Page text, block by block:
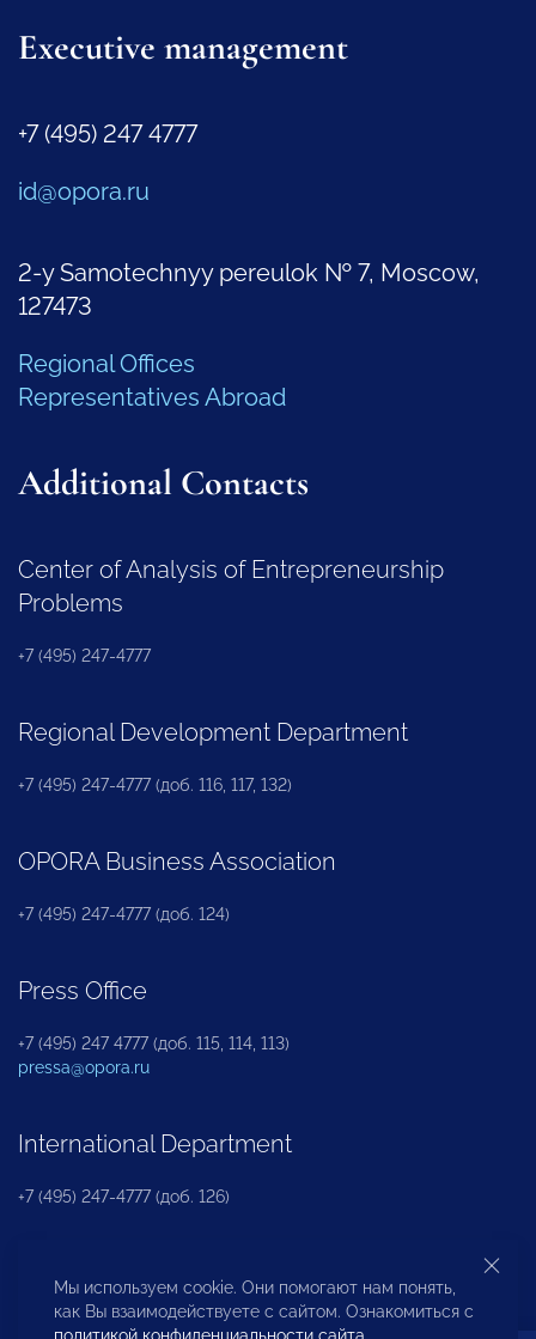
Executive management
+7 (495) 247 4777
id@opora.ru
2-y Samotechnyy pereulok № 7, Moscow,
127473
Regional Offices
Representatives Abroad
Additional Contacts
Center of Analysis of Entrepreneurship
Problems
+7 (495) 247-4777
Regional Development Department
+7 (495) 247-4777 (доб. 116, 117, 132)
OPORA Business Association
+7 (495) 247-4777 (доб. 124)
Press Office
+7 (495) 247 4777 (доб. 115, 114, 113)
pressa@opora.ru
International Department
+7 (495) 247-4777 (доб. 126)
Business and Investment Rights Protection
Department
Мы используем cookie. Они помогают нам понять,
как Вы взаимодействуете с сайтом. Ознакомиться с
политикой конфиденциальности сайта